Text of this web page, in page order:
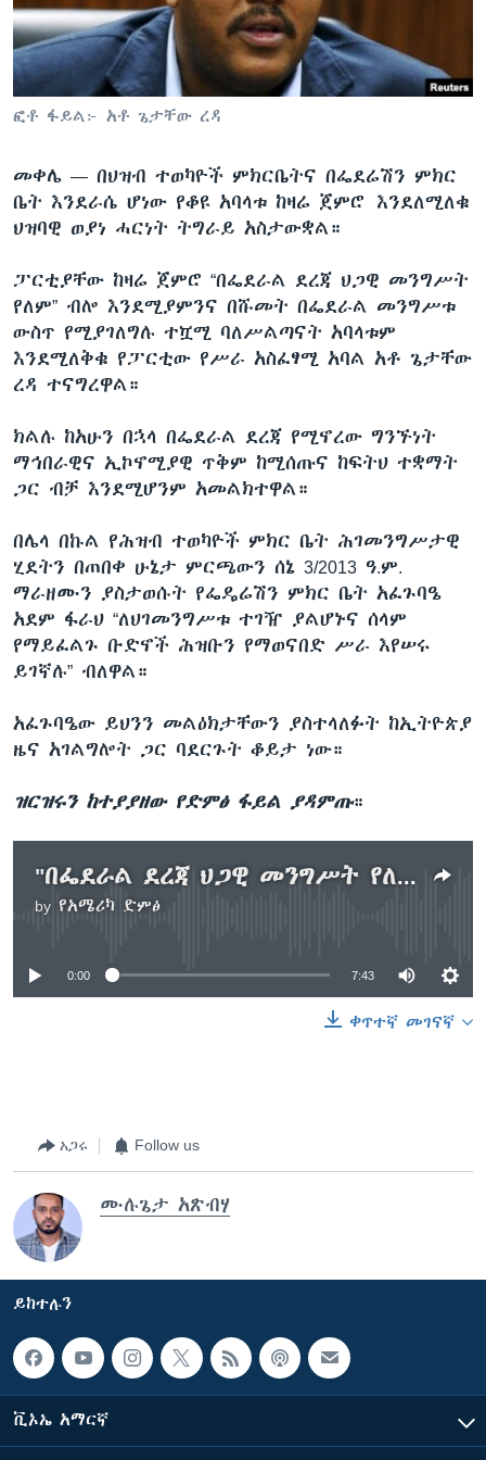
ቋንቋዎች
ፎቶ ፋይል፦ አቶ ጌታቸው ረዳ
መቀሌ — በህዝብ ተወካዮች ምክርቤትና በፌደሬሽን ምክር
ቤት እንደራሴ ሆነው የቆዩ አባላቱ ከዛሬ ጀምሮ እንደለሚለቁ
ህዝባዊ ወያነ ሓርነት ትግራይ አስታውቋል።
ፓርቲያቸው ከዛሬ ጀምሮ “በፌደራል ደረጃ ህጋዊ መንግሥት
የለም” ብሎ እንደሚያምንና በሹመት በፌደራል መንግሥቱ
ውስጥ የሚያገለግሉ ተሿሚ ባለሥልጣናት አባላቱም
እንደሚለቅቁ የፓርቲው የሥራ አስፈፃሚ አባል አቶ ጌታቸው
ረዳ ተናግረዋል።
ክልሉ ከአሁን በኋላ በፌደራል ደረጃ የሚኖረው ግንኙነት
ማኅበራዊና ኢኮኖሚያዊ ጥቅም ከሚሰጡና ከፍትህ ተቋማት
ጋር ብቻ እንደሚሆንም አመልክተዋል።
በሌላ በኩል የሕዝብ ተወካዮች ምክር ቤት ሕገመንግሥታዊ
ሂደትን በጠበቀ ሁኔታ ምርጫውን ሰኔ 3/2013 ዓ.ም.
ማራዘሙን ያስታወሱት የፌዴሬሽን ምክር ቤት አፈጉባዔ
አደም ፋራህ “ለህገመንግሥቱ ተገዥ ያልሆኑና ሰላም
የማይፈልጉ ቡድኖች ሕዝቡን የማወናበድ ሥራ እየሠሩ
ይገኛሉ” ብለዋል።
አፈጉባዔው ይህንን መልዕክታቸውን ያስተላለፉት ከኢትዮጵያ
ዜና አገልግሎት ጋር ባደርጉት ቆይታ ነው።
ዝርዝሩን ከተያያዘው የድምፅ ፋይል ያዳምጡ።
"በፌደራል ደረጃ ህጋዊ መንግሥት የለም" - ህወሓት
by የአሜሪካ ድምፅ
No media source currently available
0:00 7:43
ቀጥተኛ መገናኛ
አጋሩ Follow us
ሙሉጌታ አጽብሃ
ይከተሉን
ቪኦኤ አማርኛ